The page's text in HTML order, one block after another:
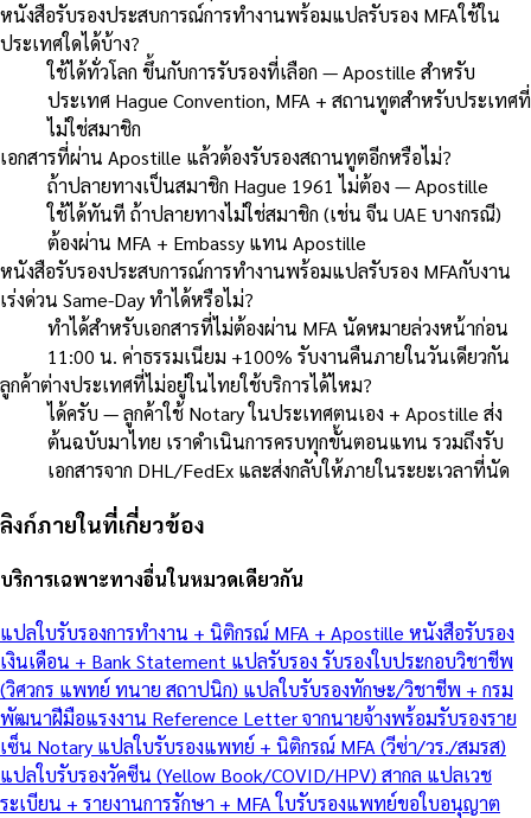
หนังสือรับรองประสบการณ์การทำงานพร้อมแปลรับรอง MFAใช้ใน
ประเทศใดได้บ้าง?
ใช้ได้ทั่วโลก ขึ้นกับการรับรองที่เลือก — Apostille สำหรับ
ประเทศ Hague Convention, MFA + สถานทูตสำหรับประเทศที่
ไม่ใช่สมาชิก
เอกสารที่ผ่าน Apostille แล้วต้องรับรองสถานทูตอีกหรือไม่?
ถ้าปลายทางเป็นสมาชิก Hague 1961 ไม่ต้อง — Apostille
ใช้ได้ทันที ถ้าปลายทางไม่ใช่สมาชิก (เช่น จีน UAE บางกรณี)
ต้องผ่าน MFA + Embassy แทน Apostille
หนังสือรับรองประสบการณ์การทำงานพร้อมแปลรับรอง MFAกับงาน
เร่งด่วน Same-Day ทำได้หรือไม่?
ทำได้สำหรับเอกสารที่ไม่ต้องผ่าน MFA นัดหมายล่วงหน้าก่อน
11:00 น. ค่าธรรมเนียม +100% รับงานคืนภายในวันเดียวกัน
ลูกค้าต่างประเทศที่ไม่อยู่ในไทยใช้บริการได้ไหม?
ได้ครับ — ลูกค้าใช้ Notary ในประเทศตนเอง + Apostille ส่ง
ต้นฉบับมาไทย เราดำเนินการครบทุกขั้นตอนแทน รวมถึงรับ
เอกสารจาก DHL/FedEx และส่งกลับให้ภายในระยะเวลาที่นัด
ลิงก์ภายในที่เกี่ยวข้อง
บริการเฉพาะทางอื่นในหมวดเดียวกัน
แปลใบรับรองการทำงาน + นิติกรณ์ MFA + Apostille หนังสือรับรอง
เงินเดือน + Bank Statement แปลรับรอง รับรองใบประกอบวิชาชีพ
(วิศวกร แพทย์ ทนาย สถาปนิก) แปลใบรับรองทักษะ/วิชาชีพ + กรม
พัฒนาฝีมือแรงงาน Reference Letter จากนายจ้างพร้อมรับรองราย
เซ็น Notary แปลใบรับรองแพทย์ + นิติกรณ์ MFA (วีซ่า/วร./สมรส)
แปลใบรับรองวัคซีน (Yellow Book/COVID/HPV) สากล แปลเวช
ระเบียน + รายงานการรักษา + MFA ใบรับรองแพทย์ขอใบอนุญาต